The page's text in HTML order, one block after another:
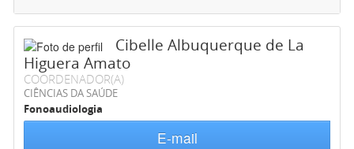
Cibelle Albuquerque de La
Higuera Amato
COORDENADOR(A)
CIÊNCIAS DA SAÚDE
Fonoaudiologia
E-mail